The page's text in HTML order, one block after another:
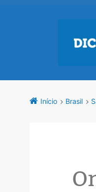
Início Brasil